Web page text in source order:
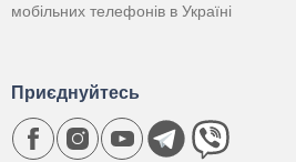
мобільних телефонів в Україні
Приєднуйтесь